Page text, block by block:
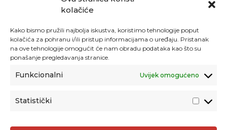
kolačiće
Kako bismo pružili najbolja iskustva, koristimo tehnologije poput
kolačića za pohranu i/ili pristup informacijama o uređaju. Pristanak
na ove tehnologije omogućit će nam obradu podataka kao što su
ponašanje pregledavanja stranice.
Funkcionalni Uvijek omogućeno
Statistički